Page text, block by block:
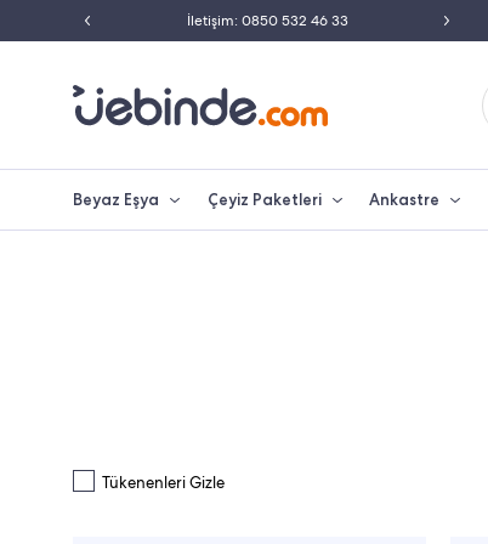
İletişim: 0850 532 46 33
Beyaz Eşya Çeyiz Paketleri Ankastre
Tükenenleri Gizle